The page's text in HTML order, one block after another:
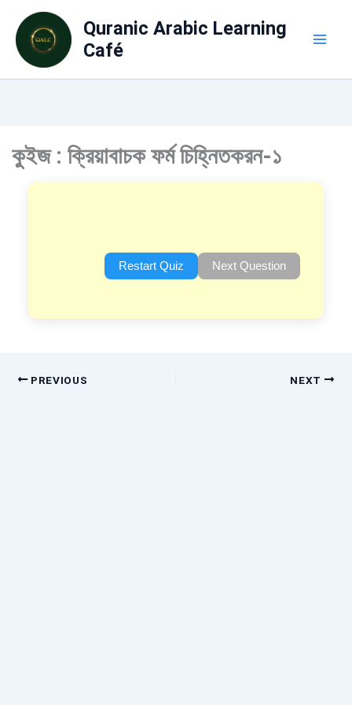
to
Quranic Arabic Learning
Café
কুইজ : ক্রিয়াবাচক ফর্ম চিহ্নিতকরন-১
Restart Quiz Next Question
PREVIOUS NEXT